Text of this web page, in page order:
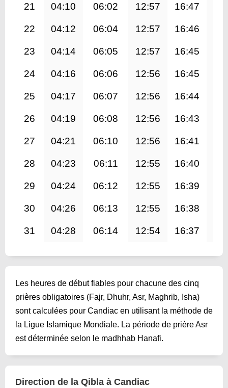
21 04:10 06:02 12:57 16:47
22 04:12 06:04 12:57 16:46
23 04:14 06:05 12:57 16:45
24 04:16 06:06 12:56 16:45
25 04:17 06:07 12:56 16:44
26 04:19 06:08 12:56 16:43
27 04:21 06:10 12:56 16:41
28 04:23 06:11 12:55 16:40
29 04:24 06:12 12:55 16:39
30 04:26 06:13 12:55 16:38
31 04:28 06:14 12:54 16:37
Les heures de début fiables pour chacune des cinq
prières obligatoires (Fajr, Dhuhr, Asr, Maghrib, Isha)
sont calculées pour Candiac en utilisant la méthode de
la Ligue Islamique Mondiale. La période de prière Asr
est déterminée selon le madhhab Hanafi.
Direction de la Qibla à Candiac